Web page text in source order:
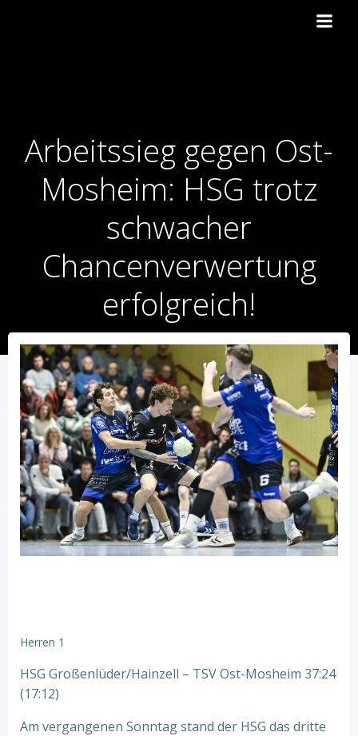
Arbeitssieg gegen Ost-
Mosheim: HSG trotz
schwacher
Chancenverwertung
erfolgreich!
Herren 1
HSG Großenlüder/Hainzell – TSV Ost-Mosheim 37:24
(17:12)
Am vergangenen Sonntag stand der HSG das dritte